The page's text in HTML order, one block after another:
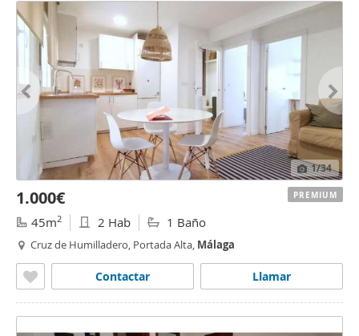
1/34
1.000€
45m2 2 Hab 1 Baño
Cruz de Humilladero, Portada Alta, Málaga
Llamar
Contactar
PREMIUM